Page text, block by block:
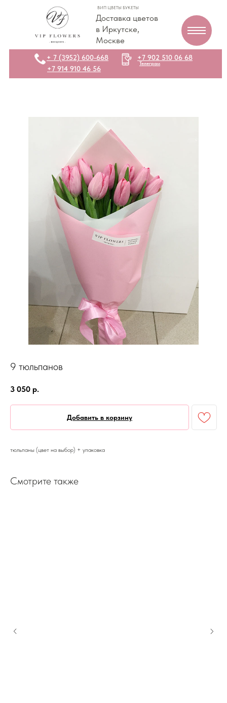
Доставка цветов
в Иркутске,
Москве
ВИП ЦВЕТЫ БУКЕТЫ
+7 914 910 46 56
+7 902 510 06 68
Телеграм
+ 7 (3952) 600-668
9 тюльпанов
3 050 р.
Добавить в корзину
тюльпаны (цвет на выбор) + упаковка
Смотрите также